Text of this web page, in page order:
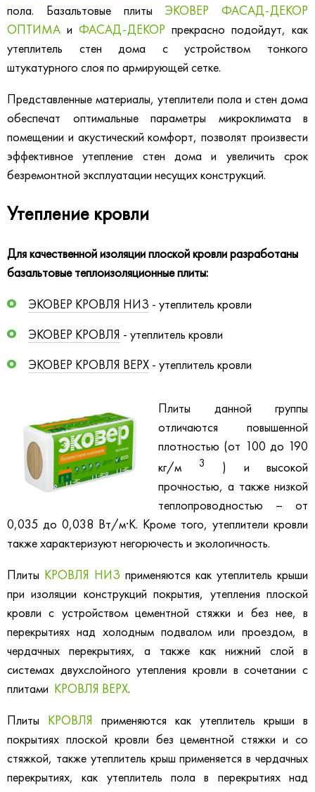
пола. Базальтовые плиты ЭКОВЕР ФАСАД-ДЕКОР
ОПТИМА и ФАСАД-ДЕКОР прекрасно подойдут, как
утеплитель стен дома с устройством тонкого
штукатурного слоя по армирующей сетке.
Представленные материалы, утеплители пола и стен дома
обеспечат оптимальные параметры микроклимата в
помещении и акустический комфорт, позволят произвести
эффективное утепление стен дома и увеличить срок
безремонтной эксплуатации несущих конструкций.
Утепление кровли
Для качественной изоляции плоской кровли разработаны
базальтовые теплоизоляционные плиты:
ЭКОВЕР КРОВЛЯ НИЗ - утеплитель кровли
ЭКОВЕР КРОВЛЯ - утеплитель кровли
ЭКОВЕР КРОВЛЯ ВЕРХ - утеплитель кровли
Плиты данной группы
отличаются повышенной
плотностью (от 100 до 190
кг/м 3
) и высокой
прочностью, а также низкой
теплопроводностью – от
0,035 до 0,038 Вт/м·К. Кроме того, утеплители кровли
также характеризуют негорючесть и экологичность.
Плиты КРОВЛЯ НИЗ применяются как утеплитель крыши
при изоляции конструкций покрытия, утепления плоской
кровли с устройством цементной стяжки и без нее, в
перекрытиях над холодным подвалом или проездом, в
чердачных перекрытиях, а также как нижний слой в
системах двухслойного утепления кровли в сочетании с
плитами КРОВЛЯ ВЕРХ.
Плиты КРОВЛЯ применяются как утеплитель крыши в
покрытиях плоской кровли без цементной стяжки и со
стяжкой, также утеплитель крыш применяется в чердачных
перекрытиях, как утеплитель пола в перекрытиях над